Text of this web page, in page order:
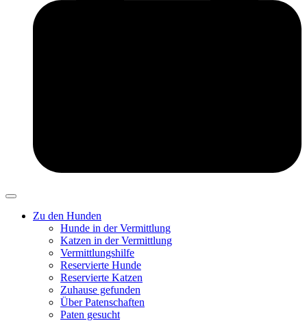
Zu den Hunden
Hunde in der Vermittlung
Katzen in der Vermittlung
Vermittlungshilfe
Reservierte Hunde
Reservierte Katzen
Zuhause gefunden
Über Patenschaften
Paten gesucht